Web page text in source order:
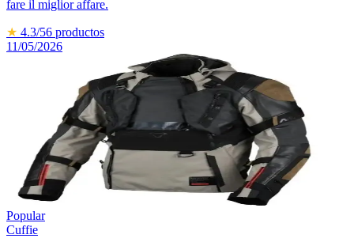
fare il miglior affare.
★ 4.3/56 productos
11/05/2026
Popular
Cuffie